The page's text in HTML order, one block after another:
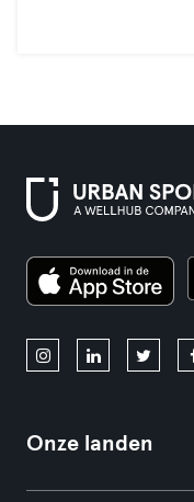
Onze landen